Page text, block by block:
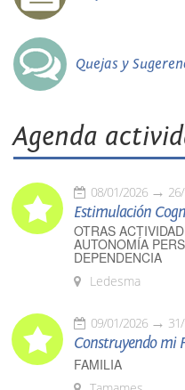
Quejas y
Agenda
08/01/2026
Estimulación
OTRAS
AUTONOMÍA
DEPENDENCIA
Ledesma
09/01/2026
Construyendo mi
FAMILIA